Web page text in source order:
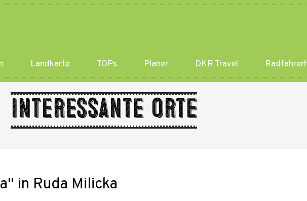
Landkarte TOPs Planer DKR Travel
Interessante Orte
in Ruda Milicka